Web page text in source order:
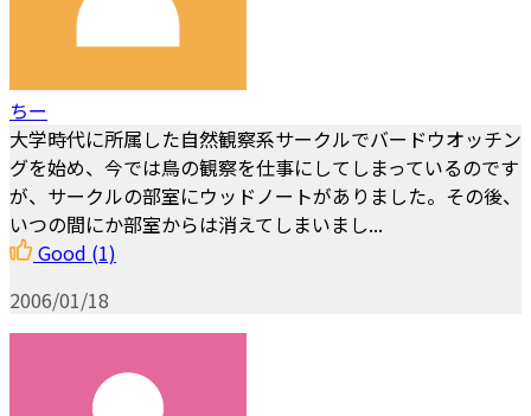
ちー
大学時代に所属した自然観察系サークルでバードウオッチン
グを始め、今では鳥の観察を仕事にしてしまっているのです
が、サークルの部室にウッドノートがありました。その後、
いつの間にか部室からは消えてしまいまし...
Good (1)
2006/01/18